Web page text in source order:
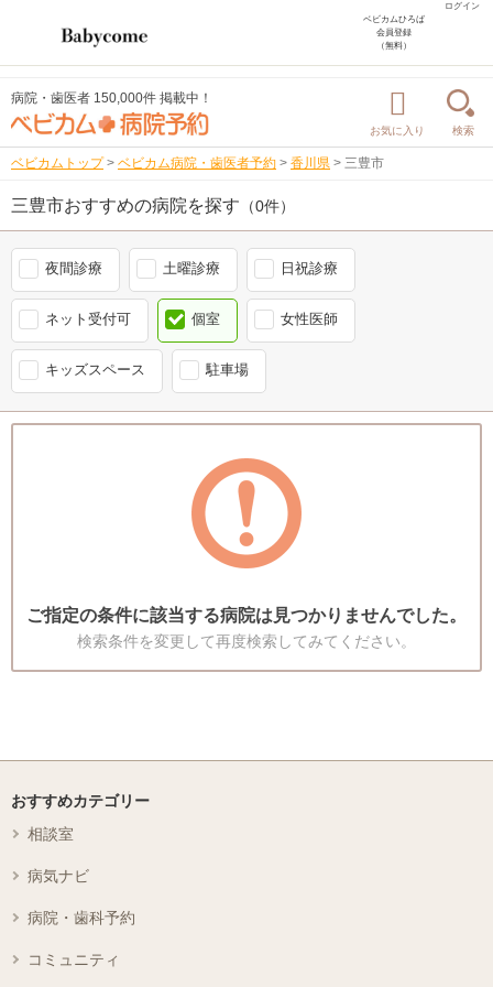
ログイン
ベビカムひろば
会員登録
（無料）
病院・歯医者 150,000件 掲載中！
お気に入り 検索
ベビカムトップ > ベビカム病院・歯医者予約 > 香川県 > 三豊市
三豊市おすすめの病院を探す （0件）
夜間診療 土曜診療 日祝診療
ネット受付可 個室 女性医師
キッズスペース 駐車場
ご指定の条件に該当する病院は見つかりませんでした。
検索条件を変更して再度検索してみてください。
おすすめカテゴリー
相談室
病気ナビ
病院・歯科予約
コミュニティ